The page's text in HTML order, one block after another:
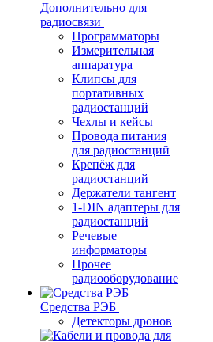
Дополнительно для
радиосвязи
Программаторы
Измерительная
аппаратура
Клипсы для
портативных
радиостанций
Чехлы и кейсы
Провода питания
для радиостанций
Крепёж для
радиостанций
Держатели тангент
1-DIN адаптеры для
радиостанций
Речевые
информаторы
Прочее
радиооборудование
Средства РЭБ
Детекторы дронов